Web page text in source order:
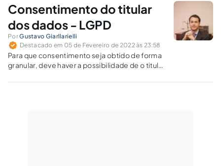
Consentimento do titular
dos dados - LGPD
PorGustavo Giarllarielli
Destacado em 05 de Fevereiro de 2022 às 23:58
Para que consentimento seja obtido de forma
granular, deve haver a possibilidade de o titular
autoriza o controlador realizar.